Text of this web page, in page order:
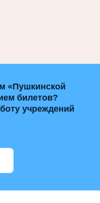
«Пушкинской
билетов?
учреждений